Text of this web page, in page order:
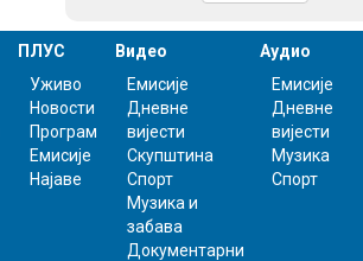
ПЛУС
Уживо
Новости
Програм
Емисије
Најаве
Видео
Емисије
Дневне
вијести
Скупштина
Спорт
Музика и
забава
Документарни
Аудио
Емисије
Дневне
вијести
Музика
Спорт